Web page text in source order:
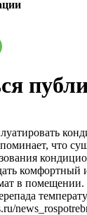
что
комфортный
в